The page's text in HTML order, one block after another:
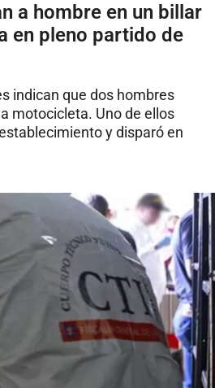
a hombre en un billar
en pleno partido de
indican que dos hombres
motocicleta. Uno de ellos
y disparó en